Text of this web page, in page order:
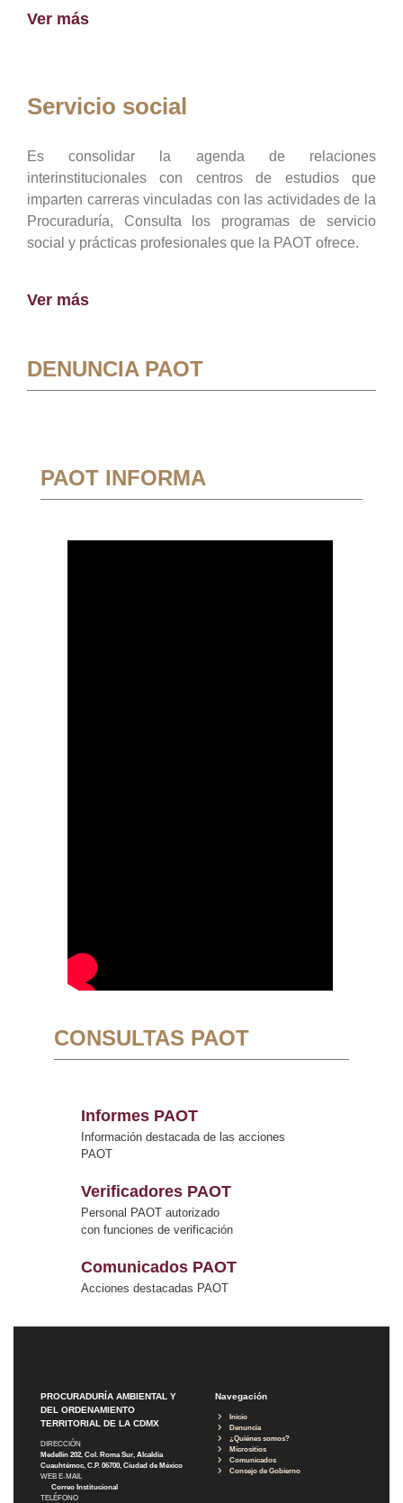
Ver más
Servicio social
Es consolidar la agenda de relaciones
interinstitucionales con centros de estudios que
imparten carreras vinculadas con las actividades de la
Procuraduría, Consulta los programas de servicio
social y prácticas profesionales que la PAOT ofrece.
Ver más
DENUNCIA PAOT
PAOT INFORMA
CONSULTAS PAOT
Informes PAOT
Información destacada de las acciones
PAOT
Verificadores PAOT
Personal PAOT autorizado
con funciones de verificación
Comunicados PAOT
Acciones destacadas PAOT
PROCURADURÍA AMBIENTAL Y
DEL ORDENAMIENTO
TERRITORIAL DE LA CDMX
DIRECCIÓN
Medellín 202, Col. Roma Sur, Alcaldía
Cuauhtémoc, C.P. 06700, Ciudad de México
WEB E-MAIL
Correo Institucional
TELÉFONO
Navegación
Inicio
Denuncia
¿Quiénes somos?
Micrositios
Comunicados
Consejo de Gobierno